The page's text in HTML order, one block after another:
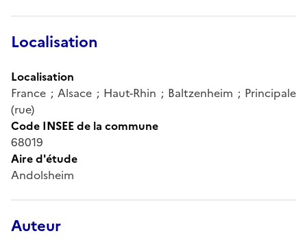
Localisation
Localisation
France ; Alsace ; Haut-Rhin ; Baltzenheim ; Principale
(rue)
Code INSEE de la commune
68019
Aire d'étude
Andolsheim
Auteur